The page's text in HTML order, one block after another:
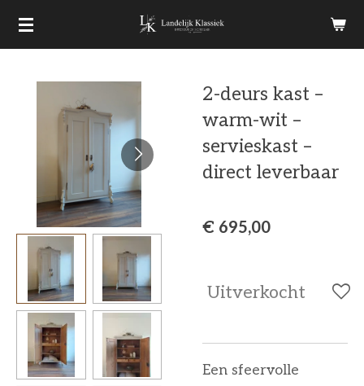
Ga
direct
hoofdinhoud
2-deurs kast –
warm-wit –
servieskast –
direct leverbaar
€ 695,00
Uitverkocht
Een sfeervolle